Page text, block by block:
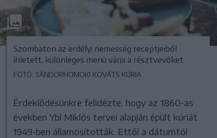
Szombaton az erdélyi nemesség receptjeiből
ihletett, különleges menü várja a résztvevőket
FOTÓ: SÁNDORHOMOKI KOVÁTS KÚRIA
Érdeklődésünkre felidézte, hogy az 1860-as
években Ybl Miklós tervei alapján épült kúriát
1949-ben államosították. Ettől a dátumtól